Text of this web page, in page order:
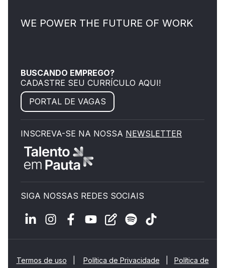
WE POWER THE FUTURE OF WORK
BUSCANDO EMPREGO?
CADASTRE SEU CURRÍCULO AQUI!
PORTAL DE VAGAS
INSCREVA-SE NA NOSSA NEWSLETTER
SIGA NOSSAS REDES SOCIAIS
Termos de uso Política de Privacidade
Política de